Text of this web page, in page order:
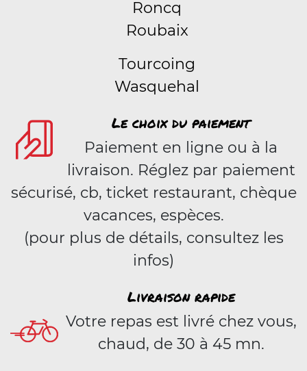
Roncq
Roubaix
Tourcoing
Wasquehal
Le choix du paiement
Paiement en ligne ou à la
livraison. Réglez par paiement
sécurisé, cb, ticket restaurant, chèque
vacances, espèces.
(pour plus de détails, consultez les
infos)
Livraison rapide
Votre repas est livré chez vous,
chaud, de 30 à 45 mn.